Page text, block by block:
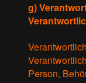
g)
Person,